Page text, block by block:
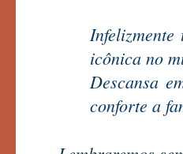
icônica no
Descansa
conforte a